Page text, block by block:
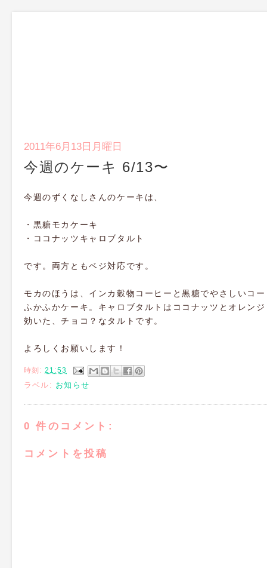
2011年6月13日月曜日
今週のケーキ 6/13〜
今週のずくなしさんのケーキは、
・黒糖モカケーキ
・ココナッツキャロブタルト
です。両方ともベジ対応です。
モカのほうは、インカ穀物コーヒーと黒糖でやさしいコ
ふかふかケーキ。キャロブタルトはココナッツとオレン
効いた、チョコ？なタルトです。
よろしくお願いします！
時刻: 21:53
ラベル: お知らせ
0 件のコメント:
コメントを投稿